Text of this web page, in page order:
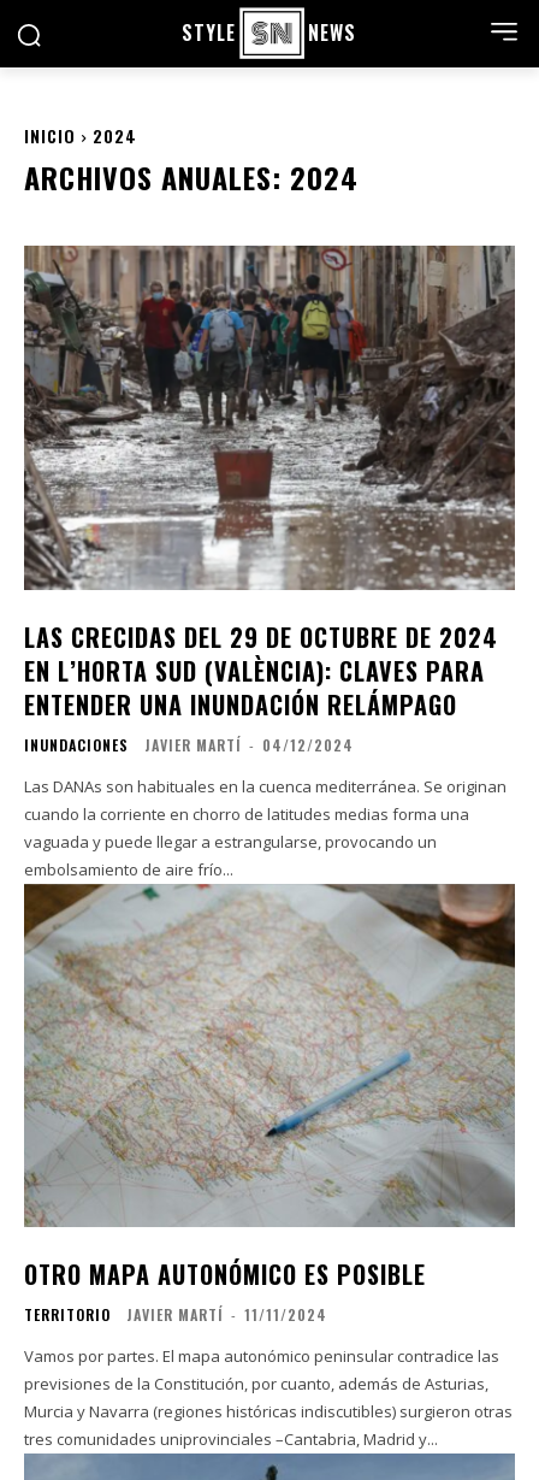
STYLE NEWS
INICIO 2024
ARCHIVOS ANUALES: 2024
LAS CRECIDAS DEL 29 DE OCTUBRE DE 2024
EN L’HORTA SUD (VALÈNCIA): CLAVES PARA
ENTENDER UNA INUNDACIÓN RELÁMPAGO
INUNDACIONES JAVIER MARTÍ - 04/12/2024
Las DANAs son habituales en la cuenca mediterránea. Se originan
cuando la corriente en chorro de latitudes medias forma una
vaguada y puede llegar a estrangularse, provocando un
embolsamiento de aire frío...
OTRO MAPA AUTONÓMICO ES POSIBLE
TERRITORIO JAVIER MARTÍ - 11/11/2024
Vamos por partes. El mapa autonómico peninsular contradice las
previsiones de la Constitución, por cuanto, además de Asturias,
Murcia y Navarra (regiones históricas indiscutibles) surgieron otras
tres comunidades uniprovinciales –Cantabria, Madrid y...